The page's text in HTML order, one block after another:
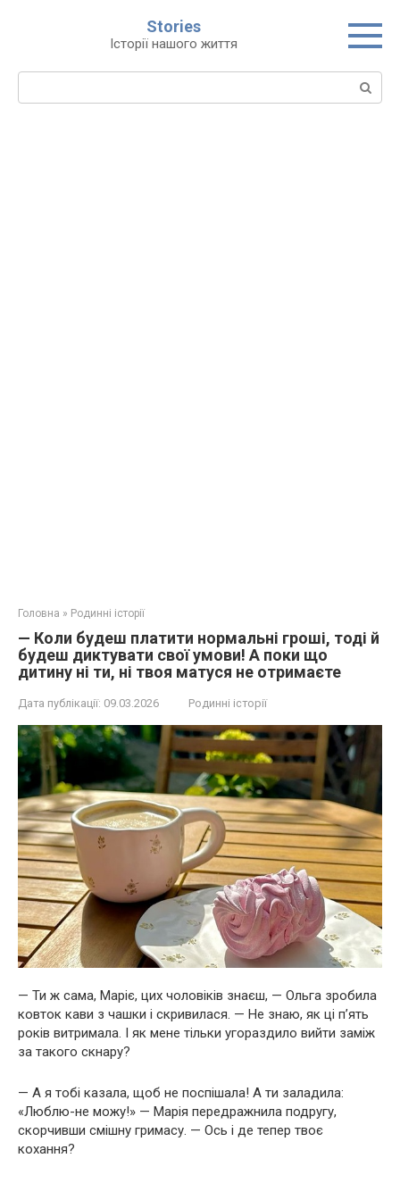
Stories
Історії нашого життя
Пошук:
Головна » Родинні історії
— Коли будеш платити нормальні гроші, тоді й
будеш диктувати свої умови! А поки що
дитину ні ти, ні твоя матуся не отримаєте
Дата публікації: 09.03.2026 Родинні історії
— Ти ж сама, Маріє, цих чоловіків знаєш, — Ольга зробила
ковток кави з чашки і скривилася. — Не знаю, як ці п’ять
років витримала. І як мене тільки угораздило вийти заміж
за такого скнару?
— А я тобі казала, щоб не поспішала! А ти заладила:
«Люблю-не можу!» — Марія передражнила подругу,
скорчивши смішну гримасу. — Ось і де тепер твоє
кохання?